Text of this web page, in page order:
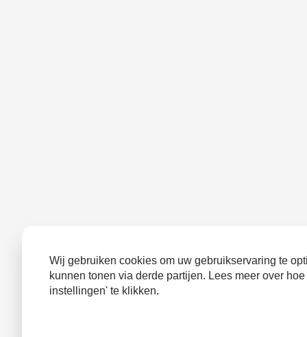
Wij gebruiken cookies om uw gebruikservaring te
kunnen tonen via derde partijen. Lees meer over
instellingen' te klikken.